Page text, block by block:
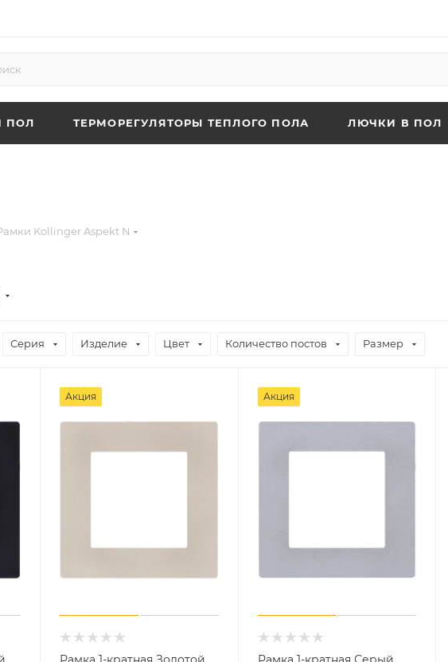
ПОЛ ТЕРМОРЕГУЛЯТОРЫ ТЕПЛОГО ПОЛА ЛЮЧКИ В ПОЛ
Kollinger Aspekt N
Серия Изделие Цвет Количество постов Размер
Акция Акция